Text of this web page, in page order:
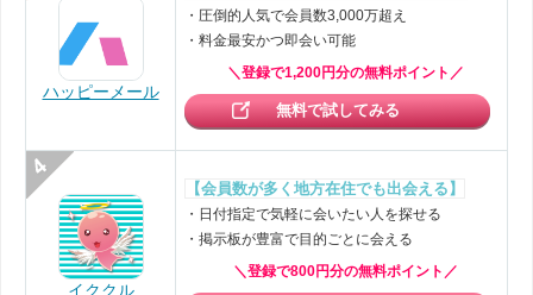
ハッピーメール
・圧倒的人気で会員数3,000万超え
・料金最安かつ即会い可能
＼登録で1,200円分の無料ポイント／
無料で試してみる
イククル
【会員数が多く地方在住でも出会える】
・日付指定で気軽に会いたい人を探せる
・掲示板が豊富で目的ごとに会える
＼登録で800円分の無料ポイント／